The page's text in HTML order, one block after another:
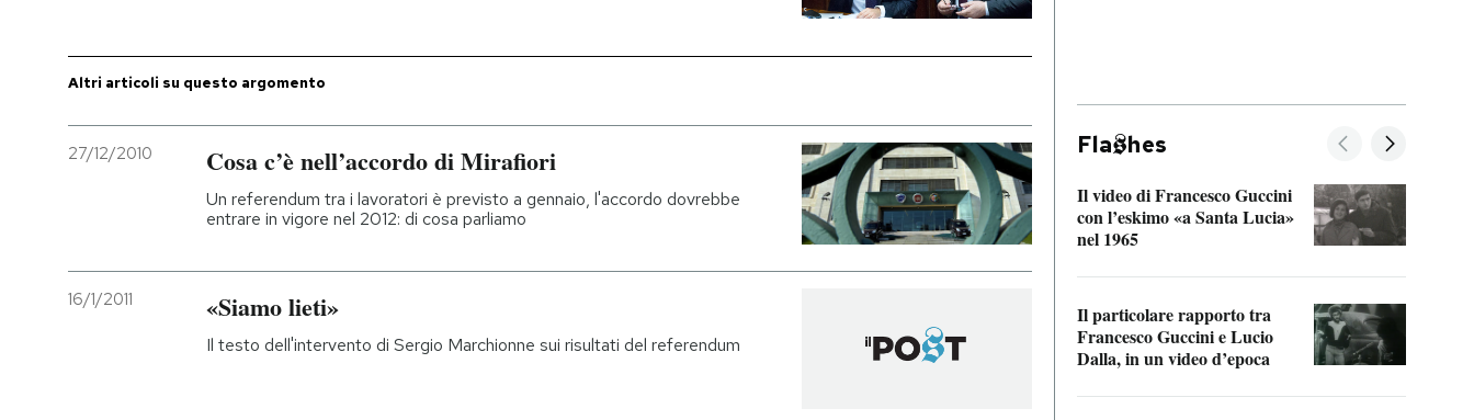
SHOP
CALENDARIO
Altri articoli su questo argomento
27/12/2010 Cosa c’è nell’accordo di Mirafiori
Un referendum tra i lavoratori è previsto a gennaio, l'accordo dovrebbe
entrare in vigore nel 2012: di cosa parliamo
16/1/2011 «Siamo lieti»
Il testo dell'intervento di Sergio Marchionne sui risultati del referendum
Fla hes
Il video di Francesco Guccini
con l’eskimo «a Santa Lucia»
nel 1965
Il particolare rapporto tra
Francesco Guccini e Lucio
Dalla, in un video d’epoca